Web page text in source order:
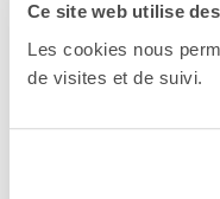
Ce site web utilise
Les cookies nous
de visites et de suivi.
spécialiste, combinée à
Constellation un acteur
accompagner
Je suis très heureux
côtés de l’ensemble